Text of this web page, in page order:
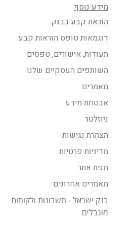
מידע נוסף
הוראת קבע בבנק
דוגמאות טופס הוראות קבע
תעודות, אישורים, טפסים
השותפים העסקיים שלנו
מאמרים
אבטחת מידע
ניוזלטר
הצהרת נגישות
מדיניות פרטיות
מפת אתר
מאמרים אחרונים
בנק ישראל - חשבונות ולקוחות
מוגבלים